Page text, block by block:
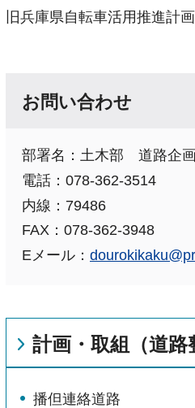
旧兵庫県自転車活用推進計画
お問い合わせ
部署名：土木部 道路企
電話：078-362-3514
内線：79486
FAX：078-362-3948
Eメール：
計画・取組（道路
播但連絡道路